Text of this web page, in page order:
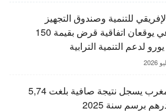
للتنمية وصندوق التجهيز
الجماعي يوقعان اتفاقية قرض بقيمة 150
لدعم التنمية الترابية
بنك المغرب يسجل نتيجة صافية بلغت 5,74
برسم سنة 2025